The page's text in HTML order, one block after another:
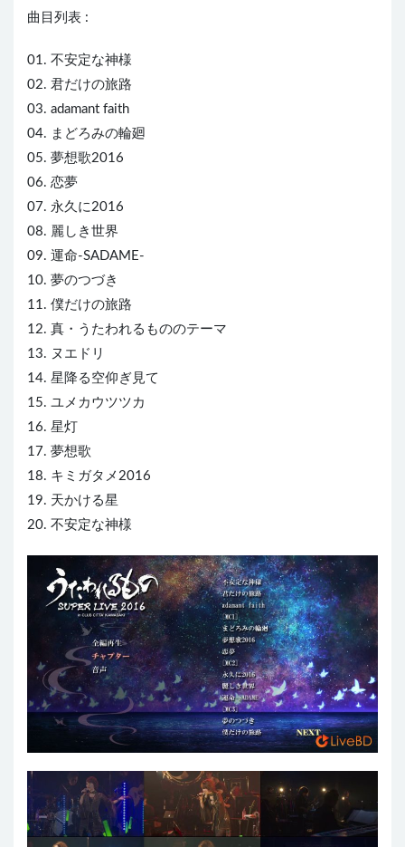
曲目列表 :
01. 不安定な神様
02. 君だけの旅路
03. adamant faith
04. まどろみの輪廻
05. 夢想歌2016
06. 恋夢
07. 永久に2016
08. 麗しき世界
09. 運命-SADAME-
10. 夢のつづき
11. 僕だけの旅路
12. 真・うたわれるもののテーマ
13. ヌエドリ
14. 星降る空仰ぎ見て
15. ユメカウツツカ
16. 星灯
17. 夢想歌
18. キミガタメ2016
19. 天かける星
20. 不安定な神様